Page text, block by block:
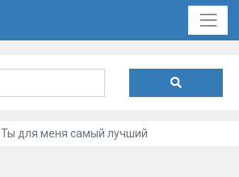
Ты для меня самый лучший